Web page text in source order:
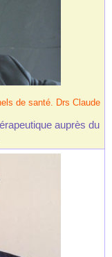
de santé. Drs Claude
auprès du